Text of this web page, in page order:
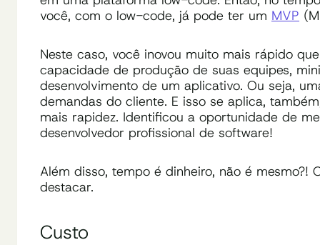
você, com o low-code, já pode ter um MVP
Neste caso, você inovou muito mais rápido
capacidade de produção de suas equipes,
desenvolvimento de um aplicativo. Ou seja,
demandas do cliente. E isso se aplica,
mais rapidez. Identificou a oportunidade de
desenvolvedor profissional de software!
Além disso, tempo é dinheiro, não é
destacar.
Custo